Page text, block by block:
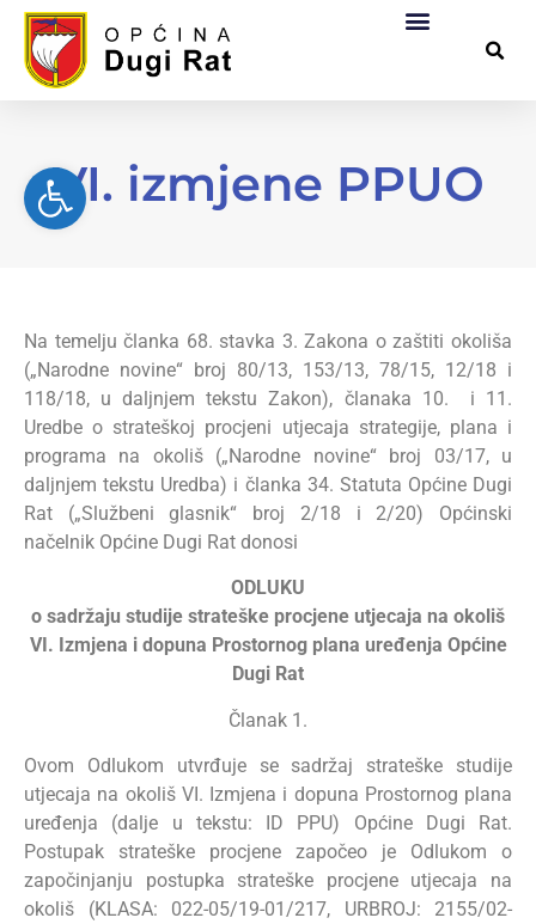
VI. izmjene PPUO
Na temelju članka 68. stavka 3. Zakona o zaštiti okoliša
(„Narodne novine“ broj 80/13, 153/13, 78/15, 12/18 i
118/18, u daljnjem tekstu Zakon), članaka 10. i 11.
Uredbe o strateškoj procjeni utjecaja strategije, plana i
programa na okoliš („Narodne novine“ broj 03/17, u
daljnjem tekstu Uredba) i članka 34. Statuta Općine Dugi
Rat („Službeni glasnik“ broj 2/18 i 2/20) Općinski
načelnik Općine Dugi Rat donosi
ODLUKU
o sadržaju studije strateške procjene utjecaja na okoliš
VI. Izmjena i dopuna Prostornog plana uređenja Općine
Dugi Rat
Članak 1.
Ovom Odlukom utvrđuje se sadržaj strateške studije
utjecaja na okoliš VI. Izmjena i dopuna Prostornog plana
uređenja (dalje u tekstu: ID PPU) Općine Dugi Rat.
Postupak strateške procjene započeo je Odlukom o
započinjanju postupka strateške procjene utjecaja na
okoliš (KLASA: 022-05/19-01/217, URBROJ: 2155/02-
Open toolbar